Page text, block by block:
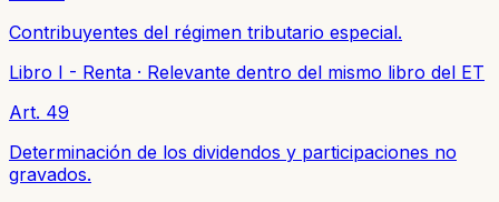
Contribuyentes del régimen tributario especial.
Libro I - Renta · Relevante dentro del mismo libro del ET
Art. 49
Determinación de los dividendos y participaciones no
gravados.